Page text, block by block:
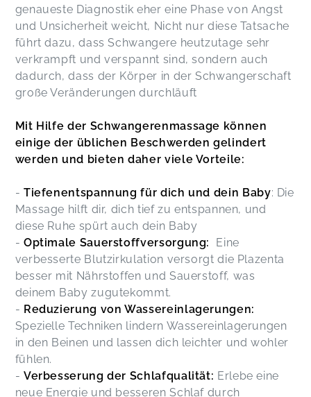
genaueste Diagnostik eher eine Phase von Angst
und Unsicherheit weicht, Nicht nur diese Tatsache
führt dazu, dass Schwangere heutzutage sehr
verkrampft und verspannt sind, sondern auch
dadurch, dass der Körper in der Schwangerschaft
große Veränderungen durchläuft
Mit Hilfe der Schwangerenmassage können
einige der üblichen Beschwerden gelindert
werden und bieten daher viele Vorteile:
- Tiefenentspannung für dich und dein Baby: Die
Massage hilft dir, dich tief zu entspannen, und
diese Ruhe spürt auch dein Baby
- Optimale Sauerstoffversorgung:
Eine
verbesserte Blutzirkulation versorgt die Plazenta
besser mit Nährstoffen und Sauerstoff, was
deinem Baby zugutekommt.
- Reduzierung von Wassereinlagerungen:
Spezielle Techniken lindern Wassereinlagerungen
in den Beinen und lassen dich leichter und wohler
fühlen.
- Verbesserung der Schlafqualität: Erlebe eine
neue Energie und besseren Schlaf durch